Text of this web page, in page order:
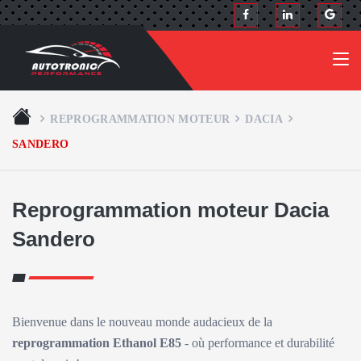
REPROGRAMMATION MOTEUR
DACIA
SANDERO
Reprogrammation moteur Dacia
Sandero
Bienvenue dans le nouveau monde audacieux de la
reprogrammation Ethanol E85 - où performance et durabilité